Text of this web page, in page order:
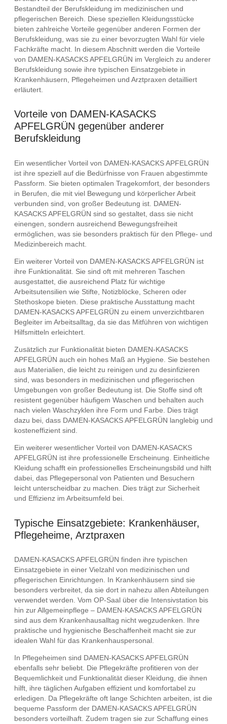
Bestandteil der Berufskleidung im medizinischen und
pflegerischen Bereich. Diese speziellen Kleidungsstücke
bieten zahlreiche Vorteile gegenüber anderen Formen der
Berufskleidung, was sie zu einer bevorzugten Wahl für viele
Fachkräfte macht. In diesem Abschnitt werden die Vorteile
von DAMEN-KASACKS APFELGRÜN im Vergleich zu anderer
Berufskleidung sowie ihre typischen Einsatzgebiete in
Krankenhäusern, Pflegeheimen und Arztpraxen detailliert
erläutert.
Vorteile von DAMEN-KASACKS
APFELGRÜN gegenüber anderer
Berufskleidung
Ein wesentlicher Vorteil von DAMEN-KASACKS APFELGRÜN
ist ihre speziell auf die Bedürfnisse von Frauen abgestimmte
Passform. Sie bieten optimalen Tragekomfort, der besonders
in Berufen, die mit viel Bewegung und körperlicher Arbeit
verbunden sind, von großer Bedeutung ist. DAMEN-
KASACKS APFELGRÜN sind so gestaltet, dass sie nicht
einengen, sondern ausreichend Bewegungsfreiheit
ermöglichen, was sie besonders praktisch für den Pflege- und
Medizinbereich macht.
Ein weiterer Vorteil von DAMEN-KASACKS APFELGRÜN ist
ihre Funktionalität. Sie sind oft mit mehreren Taschen
ausgestattet, die ausreichend Platz für wichtige
Arbeitsutensilien wie Stifte, Notizblöcke, Scheren oder
Stethoskope bieten. Diese praktische Ausstattung macht
DAMEN-KASACKS APFELGRÜN zu einem unverzichtbaren
Begleiter im Arbeitsalltag, da sie das Mitführen von wichtigen
Hilfsmitteln erleichtert.
Zusätzlich zur Funktionalität bieten DAMEN-KASACKS
APFELGRÜN auch ein hohes Maß an Hygiene. Sie bestehen
aus Materialien, die leicht zu reinigen und zu desinfizieren
sind, was besonders in medizinischen und pflegerischen
Umgebungen von großer Bedeutung ist. Die Stoffe sind oft
resistent gegenüber häufigem Waschen und behalten auch
nach vielen Waschzyklen ihre Form und Farbe. Dies trägt
dazu bei, dass DAMEN-KASACKS APFELGRÜN langlebig und
kosteneffizient sind.
Ein weiterer wesentlicher Vorteil von DAMEN-KASACKS
APFELGRÜN ist ihre professionelle Erscheinung. Einheitliche
Kleidung schafft ein professionelles Erscheinungsbild und hilft
dabei, das Pflegepersonal von Patienten und Besuchern
leicht unterscheidbar zu machen. Dies trägt zur Sicherheit
und Effizienz im Arbeitsumfeld bei.
Typische Einsatzgebiete: Krankenhäuser,
Pflegeheime, Arztpraxen
DAMEN-KASACKS APFELGRÜN finden ihre typischen
Einsatzgebiete in einer Vielzahl von medizinischen und
pflegerischen Einrichtungen. In Krankenhäusern sind sie
besonders verbreitet, da sie dort in nahezu allen Abteilungen
verwendet werden. Vom OP-Saal über die Intensivstation bis
hin zur Allgemeinpflege – DAMEN-KASACKS APFELGRÜN
sind aus dem Krankenhausalltag nicht wegzudenken. Ihre
praktische und hygienische Beschaffenheit macht sie zur
idealen Wahl für das Krankenhauspersonal.
In Pflegeheimen sind DAMEN-KASACKS APFELGRÜN
ebenfalls sehr beliebt. Die Pflegekräfte profitieren von der
Bequemlichkeit und Funktionalität dieser Kleidung, die ihnen
hilft, ihre täglichen Aufgaben effizient und komfortabel zu
erledigen. Da Pflegekräfte oft lange Schichten arbeiten, ist die
bequeme Passform der DAMEN-KASACKS APFELGRÜN
besonders vorteilhaft. Zudem tragen sie zur Schaffung eines